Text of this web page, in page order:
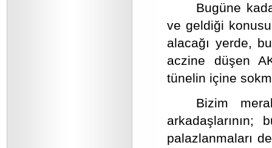
Bugüne
ve geldiği
alacağı yerde,
aczine düşen
tünelin içine
Bizim
palazlanmaları